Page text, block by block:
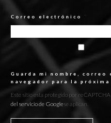
Correo electrónico *
Guarda mi nombre, correo
navegador para la próxima
Este sitio esta protegido por reCAPTCHA
del servicio de Googlese aplican.